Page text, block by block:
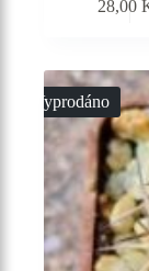
28,00
Vyprodáno